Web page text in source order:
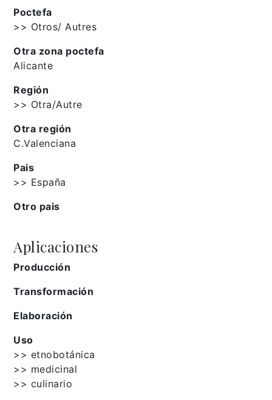
Poctefa
>> Otros/ Autres
Otra zona poctefa
Alicante
Región
>> Otra/Autre
Otra región
C.Valenciana
Pais
>> España
Otro pais
Aplicaciones
Producción
Transformación
Elaboración
Uso
>> etnobotánica
>> medicinal
>> culinario